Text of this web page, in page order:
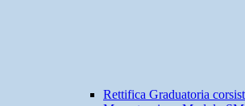
Rettifica Graduatoria